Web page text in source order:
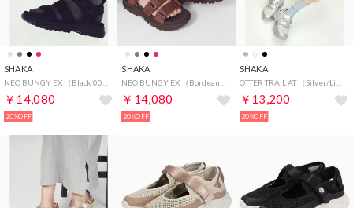
SHAKA
NEO BUNGY EX （Black 00N）
￥14,080
20%OFF
SHAKA
NEO BUNGY EX （Bordeaux 00N）
￥14,080
20%OFF
SHAKA
OTTER TRAIL AT （Silver/Linen 01N）
￥13,200
20%OFF